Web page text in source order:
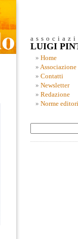
LUIGI
Home
Associazione
Contatti
Newsletter
Redazione
Norme